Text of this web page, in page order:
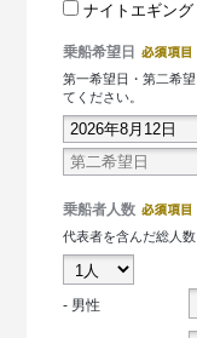
ナイトエギン
乗船希望日
第一希望日・第二希
てください。
乗船者人数
代表者を含んだ総人
- 男性